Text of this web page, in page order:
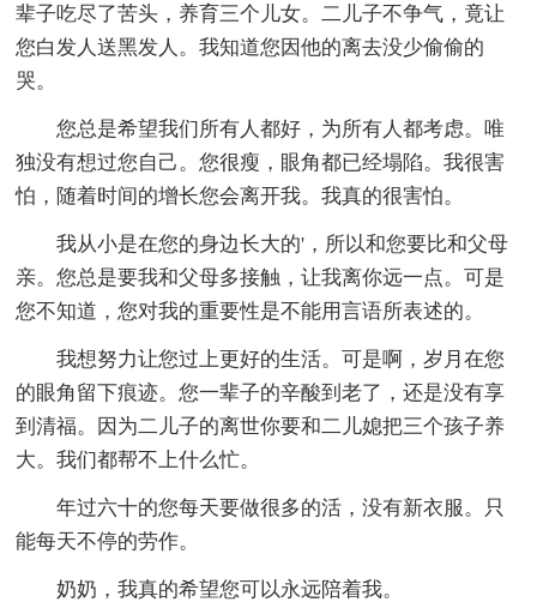
辈子吃尽了苦头，养育三个儿女。二儿子不争气，竟让
您白发人送黑发人。我知道您因他的离去没少偷偷的
哭。
您总是希望我们所有人都好，为所有人都考虑。唯
独没有想过您自己。您很瘦，眼角都已经塌陷。我很害
怕，随着时间的增长您会离开我。我真的很害怕。
我从小是在您的身边长大的'，所以和您要比和父母
亲。您总是要我和父母多接触，让我离你远一点。可是
您不知道，您对我的重要性是不能用言语所表述的。
我想努力让您过上更好的生活。可是啊，岁月在您
的眼角留下痕迹。您一辈子的辛酸到老了，还是没有享
到清福。因为二儿子的离世你要和二儿媳把三个孩子养
大。我们都帮不上什么忙。
年过六十的您每天要做很多的活，没有新衣服。只
能每天不停的劳作。
奶奶，我真的希望您可以永远陪着我。